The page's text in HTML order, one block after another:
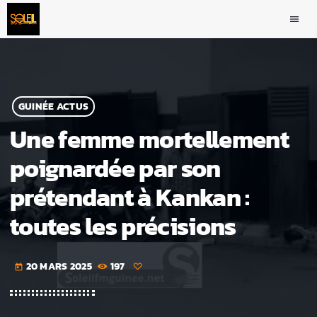
menu
GUINÉE ACTUS
Une femme mortellement
poignardée par son
prétendant à Kankan :
toutes les précisions
today 20 MARS 2025 197